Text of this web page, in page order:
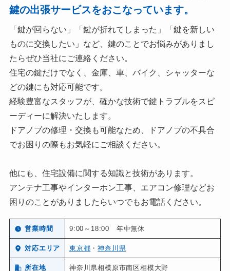
鍵の出張サービスをおこなっています。
「鍵が回らない」「鍵が折れてしまった」「鍵を新しい
ものに交換したい」など、鍵のことでお悩みがありまし
たらぜひ当社にご連絡ください。
住宅の鍵だけでなく、金庫、車、バイク、シャッターな
どの鍵にも対応可能です。
経験豊富なスタッフが、確かな技術で鍵トラブルをスピ
ーディーに解決いたします。
ドアノブの修理・交換も可能なため、ドアノブの不具合
でお困りの際もお気軽にご相談ください。
他にも、住宅設備に関する知識と技術があります。
アンテナ工事やインターホン工事、エアコン修理などお
困りのことがありましたらいつでもお電話ください。
営業時間 9:00～18:00 年中無休
対応エリア 東京都 ・神奈川県
所在地 神奈川県相模原市南区相模大野